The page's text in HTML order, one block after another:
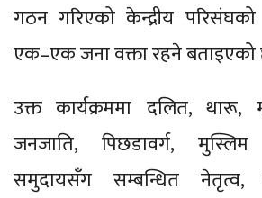
गठन गरिएको केन्द्रीय परिसंघको
एक–एक जना वक्ता रहने बताइएको
उक्त कार्यक्रममा दलित, थारू,
जनजाति, पिछडावर्ग,
समुदायसँग सम्बन्धित